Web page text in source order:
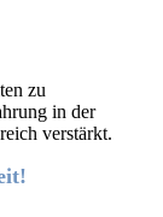
zu
in der
verstärkt.